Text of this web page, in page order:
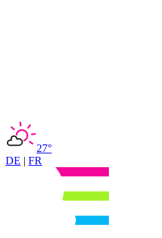
27°
DE | FR